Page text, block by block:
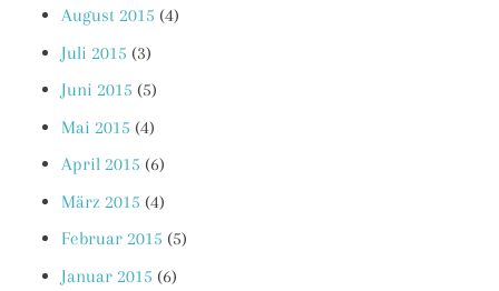
August 2015 (4)
Juli 2015 (3)
Juni 2015 (5)
Mai 2015 (4)
April 2015 (6)
März 2015 (4)
Februar 2015 (5)
Januar 2015 (6)